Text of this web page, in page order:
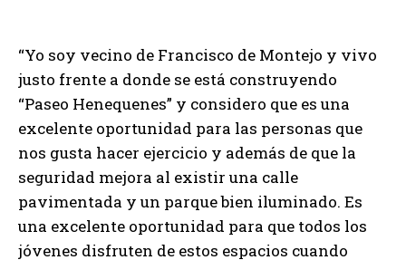
“Yo soy vecino de Francisco de Montejo y vivo
justo frente a donde se está construyendo
“Paseo Henequenes” y considero que es una
excelente oportunidad para las personas que
nos gusta hacer ejercicio y además de que la
seguridad mejora al existir una calle
pavimentada y un parque bien iluminado. Es
una excelente oportunidad para que todos los
jóvenes disfruten de estos espacios cuando